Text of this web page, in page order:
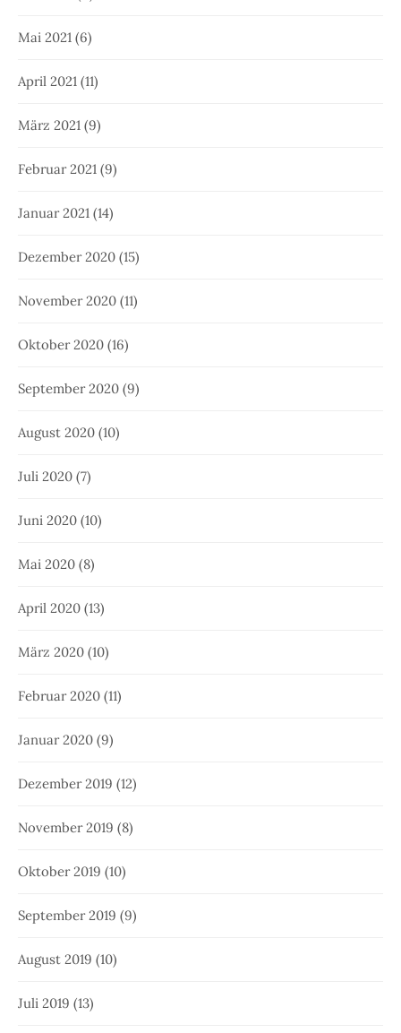
Mai 2021 (6)
April 2021 (11)
März 2021 (9)
Februar 2021 (9)
Januar 2021 (14)
Dezember 2020 (15)
November 2020 (11)
Oktober 2020 (16)
September 2020 (9)
August 2020 (10)
Juli 2020 (7)
Juni 2020 (10)
Mai 2020 (8)
April 2020 (13)
März 2020 (10)
Februar 2020 (11)
Januar 2020 (9)
Dezember 2019 (12)
November 2019 (8)
Oktober 2019 (10)
September 2019 (9)
August 2019 (10)
Juli 2019 (13)